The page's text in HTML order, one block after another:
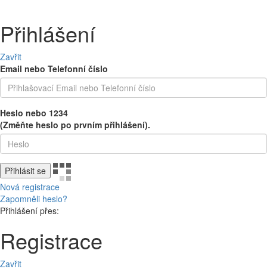
Přihlášení
Zavřit
Email nebo Telefonní číslo
Heslo nebo 1234
(Změňte heslo po prvním přihlášení).
Přihlásit se
Nová registrace
Zapomněli heslo?
Přihlášení přes:
Registrace
Zavřit